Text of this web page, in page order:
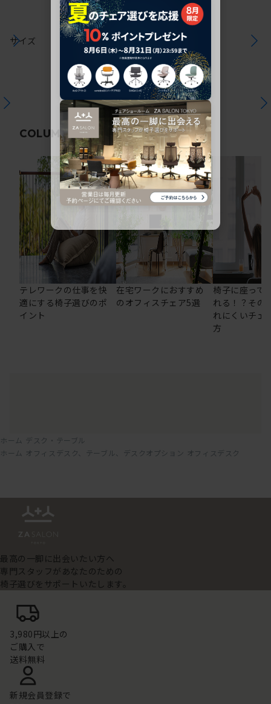
サイズ
COLUMN 関連コラム
テレワークの仕事を快
適にする椅子選びのポ
イント
在宅ワークにおすすめ
のオフィスチェア5選
椅子に座って
れる！？その
れにくいチェ
方
ホーム デスク・テーブル
ホーム
オフィスデスク、テーブル、デスクオプション オフィスデスク
最高の一脚に出会いたい方へ
専門スタッフがあなたのための
椅子選びをサポートいたします。
3,980円以上の
ご購入で
送料無料
新規会員登録で